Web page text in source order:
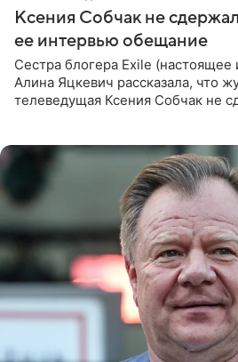
Ксения Собчак не
ее интервью обещание
Сестра блогера Exile
Алина Яцкевич рассказала, что
телеведущая Ксения Собчак не